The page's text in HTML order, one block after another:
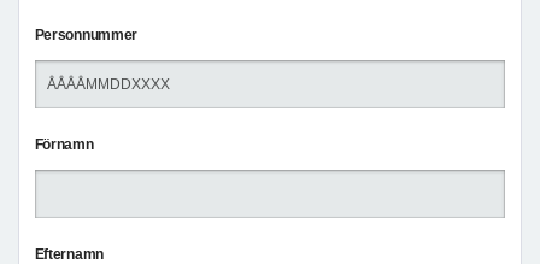
Personnummer
Förnamn
Efternamn